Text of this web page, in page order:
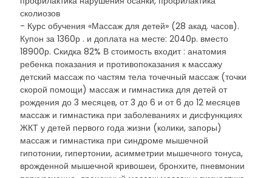
сколиозов
- Курс обучения «Массаж для детей» (28 акад. часов).
Купон за 1360р . и доплата на месте: 2040р. вместо
18900р. Скидка 82% В стоимость входит : анатомия
ребенка показания и противопоказания к массажу
детский массаж по частям тела точечный массаж (точки
скорой помощи) массаж и гимнастика для детей от
рождения до 3 месяцев, от 3 до 6 и от 6 до 12 месяцев
массаж и гимнастика при заболеваниях и дисфункциях
ЖКТ у детей первого года жизни (колики, запоры)
массаж и гимнастика при синдроме мышечной
гипотонии, гипертонии, асимметрии мышечного тонуса,
врожденной мышечной кривошеи, бронхите, пневмонии